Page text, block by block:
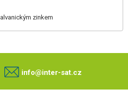
zinkem
info@inter-sat.cz